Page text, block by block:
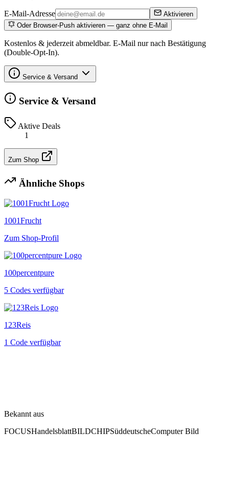
E-Mail-Adresse
Aktivieren
Oder Browser-Push aktivieren — ganz ohne E-Mail
Kostenlos & jederzeit abmeldbar. E-Mail nur nach Bestätigung
(Double-Opt-In).
Service & Versand
Service & Versand
Aktive Deals
1
Zum Shop
Ähnliche Shops
1001Frucht
Zum Shop-Profil
100percentpure
5 Codes verfügbar
123Reis
1 Code verfügbar
Bekannt aus
FOCUSHandelsblattBILDCHIPSüddeutscheComputer Bild